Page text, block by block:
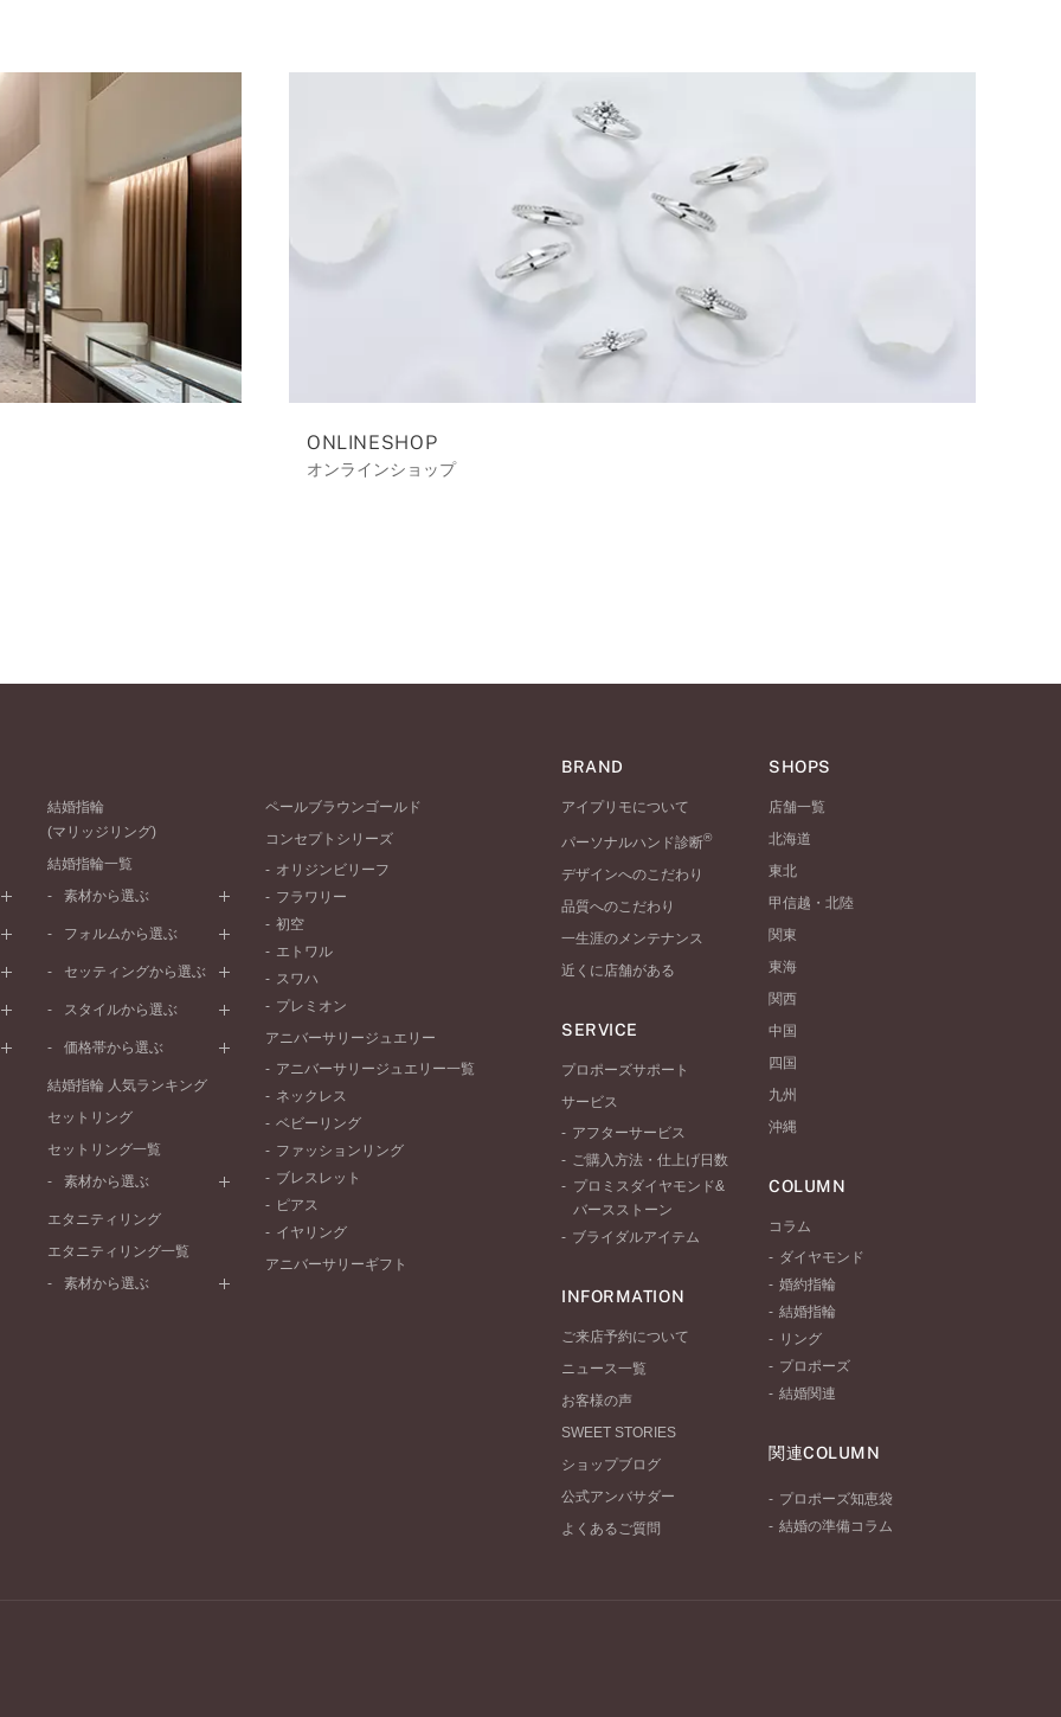
ONLINESHOP
オンラインショップ
結婚指輪
(マリッジリング)
結婚指輪一覧
素材から選ぶ
プラチナ
ピンクゴールド
ペールブラウンゴールド
フォルムから選ぶ
ストレートライン
V字ライン
セッティングから選ぶ
プレーン
セベラルメレ
ラインメレ
スタイルから選ぶ
シンプル
モード
エレガント
ゴージャス
価格帯から選ぶ
50万円～
20万円～30万円
10万円～20万円
結婚指輪 人気ランキング
セットリング
セットリング一覧
素材から選ぶ
プラチナ
ペールブラウンゴールド
エタニティリング
エタニティリング一覧
素材から選ぶ
ペールブラウンゴールド
コンセプトシリーズ
オリジンビリーフ
フラワリー
初空
エトワル
スワハ
プレミオン
アニバーサリージュエリー
アニバーサリージュエリー一覧
ネックレス
ベビーリング
ファッションリング
ブレスレット
ピアス
イヤリング
アニバーサリーギフト
BRAND
アイプリモについて
パーソナルハンド診断®
デザインへのこだわり
品質へのこだわり
一生涯のメンテナンス
近くに店舗がある
SERVICE
プロポーズサポート
サービス
アフターサービス
ご購入方法・仕上げ日数
プロミスダイヤモンド&
バースストーン
ブライダルアイテム
INFORMATION
ご来店予約について
ニュース一覧
お客様の声
SWEET STORIES
ショップブログ
公式アンバサダー
よくあるご質問
SHOPS
店舗一覧
北海道
東北
甲信越・北陸
関東
東海
関西
中国
四国
九州
沖縄
COLUMN
コラム
ダイヤモンド
婚約指輪
結婚指輪
リング
プロポーズ
結婚関連
関連COLUMN
プロポーズ知恵袋
結婚の準備コラム